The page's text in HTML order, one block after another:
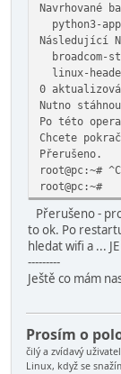
Navrhované
python3-
Následující
broadcom-
linux-
0
Nutno
Po této
Chcete
Přerušeno.
root@pc:~# ^C
root@pc:~#
Přerušeno -
to ok. Po
hledat wifi a ...
---------
Ještě co mám
Prosím o
čilý a zvídavý
Linux, když se